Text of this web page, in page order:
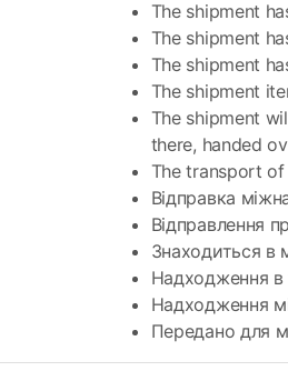
The shipment
The shipment
The shipment
The shipment
The shipment
there, handed
The transport
Відправка
Відправлення
Знаходиться в
Надходження в
Надходження
Передано для